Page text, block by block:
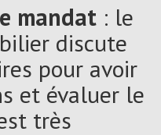
mandat : le
discute
pour avoir
et évaluer le
très